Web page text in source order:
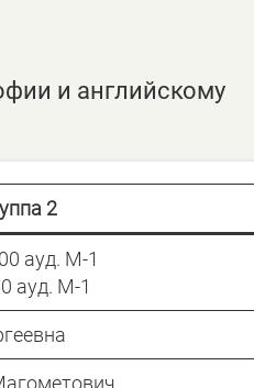
и английскому
2
ауд. М-1
ауд. М-1